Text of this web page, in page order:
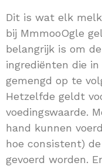
Dit is wat elk
bij MmmooOgle
belangrijk is om
ingrediënten die
gemengd op te
Hetzelfde geldt
voedingswaarde.
hand kunnen
hoe consistent)
gevoerd worden.